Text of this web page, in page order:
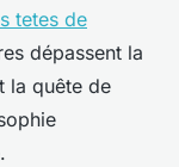
tetes de
dépassent la
la quête de